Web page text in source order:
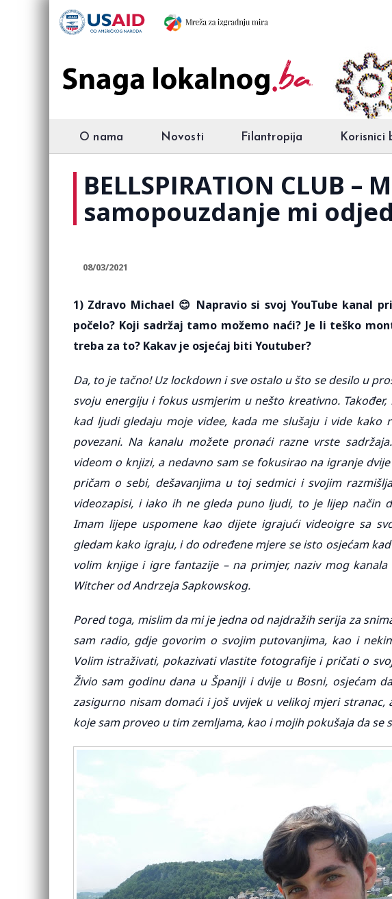
O nama Novosti Filantropija Korisnici
BELLSPIRATION CLUB
samopouzdanje mi
08/03/2021
1) Zdravo Michael 😊 Napravio si svoj YouTube kanal
počelo? Koji sadržaj tamo možemo naći? Je li teško
treba za to? Kakav je osjećaj biti Youtuber?
Da, to je tačno! Uz lockdown i sve ostalo u što se desilo u
svoju energiju i fokus usmjerim u nešto kreativno.
kad ljudi gledaju moje videe, kada me slušaju i vide kako
povezani. Na kanalu možete pronaći razne vrste
videom o knjizi, a nedavno sam se fokusirao na igranje
pričam o sebi, dešavanjima u toj sedmici i svojim
videozapisi, i iako ih ne gleda puno ljudi, to je lijep način
Imam lijepe uspomene kao dijete igrajući videoigre sa
gledam kako igraju, i do određene mjere se isto osjećam
volim knjige i igre fantazije – na primjer, naziv mog
Witcher od Andrzeja Sapkowskog.
Pored toga, mislim da mi je jedna od najdražih serija za
sam radio, gdje govorim o svojim putovanjima, kao i
Volim istraživati, pokazivati ​​vlastite fotografije i pričati o
Živio sam godinu dana u Španiji i dvije u Bosni, osjećam
zasigurno nisam domaći i još uvijek u velikoj mjeri
koje sam proveo u tim zemljama, kao i mojih pokušaja da